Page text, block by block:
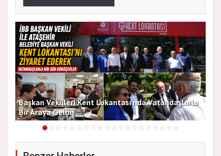
Başkan Vekilleri Kent Lokantası'nda Vatandaşlarla
Bir Araya Geldi